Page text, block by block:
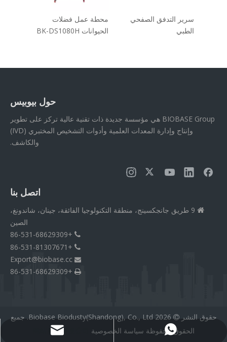
محطة عمل فضلات
الحيوانات BK-DS1080H
سرير التدفق الصفحي
الطبي
حول بيوبيس
BIOBASE Group هي مؤسسة جديدة ذات تقنية عالية تركز على تطوير
وإنتاج وإدارة المعدات العلمية وأدوات التشخيص المختبري (IVD)
والكاشف.
اتصل بنا

9 طريق جانجكسينج، منطقة التكنولوجيا الفائقة، جينان، شاندونغ،
الصين

+86-531-68629309

+86-531-81307671

Export@biobase.cc

+86-531-68629309
+8615965313270
Export@biobase.cc
حقوق النشر
2026
Biobase Biodusty(Shandong), Co., Ltd. جميع
الحقوق محفوظة سياسة الخصوصية 网站网站建设公司